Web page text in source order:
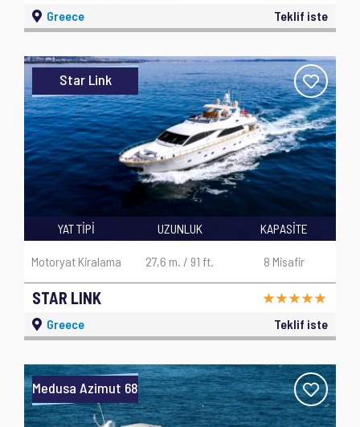
Greece Teklif iste
Star Link
STAR LINK
YAT TİPİ
Motoryat Kiralama
UZUNLUK
27,6 m. / 91 ft.
KAPASİTE
8 Misafir
Greece Teklif iste
Medusa Azimut 68